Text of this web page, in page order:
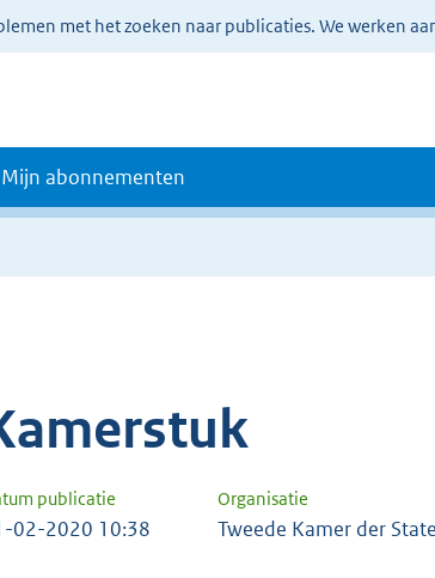
met het zoeken naar publicaties. We werken
Mijn abonnementen
publicatie Organisatie
02-2020 10:38 Tweede Kamer der